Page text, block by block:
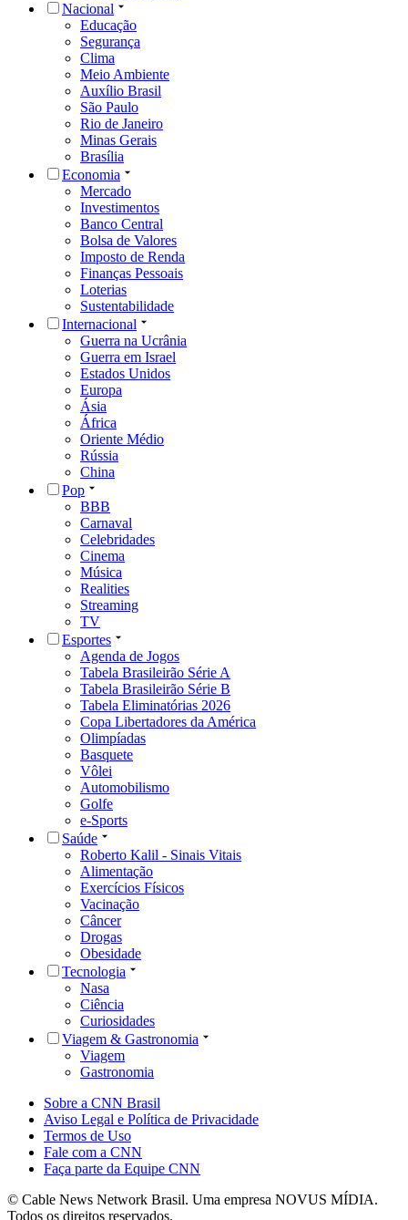
Nacional
Educação
Segurança
Clima
Meio Ambiente
Auxílio Brasil
São Paulo
Rio de Janeiro
Minas Gerais
Brasília
Economia
Mercado
Investimentos
Banco Central
Bolsa de Valores
Imposto de Renda
Finanças Pessoais
Loterias
Sustentabilidade
Internacional
Guerra na Ucrânia
Guerra em Israel
Estados Unidos
Europa
Ásia
África
Oriente Médio
Rússia
China
Pop
BBB
Carnaval
Celebridades
Cinema
Música
Realities
Streaming
TV
Esportes
Agenda de Jogos
Tabela Brasileirão Série A
Tabela Brasileirão Série B
Tabela Eliminatórias 2026
Copa Libertadores da América
Olimpíadas
Basquete
Vôlei
Automobilismo
Golfe
e-Sports
Saúde
Roberto Kalil - Sinais Vitais
Alimentação
Exercícios Físicos
Vacinação
Câncer
Drogas
Obesidade
Tecnologia
Nasa
Ciência
Curiosidades
Viagem & Gastronomia
Viagem
Gastronomia
Sobre a CNN Brasil
Aviso Legal e Política de Privacidade
Termos de Uso
Fale com a CNN
Faça parte da Equipe CNN
© Cable News Network Brasil. Uma empresa NOVUS MÍDIA.
Todos os direitos reservados.